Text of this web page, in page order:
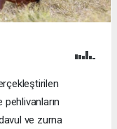
ve zurna